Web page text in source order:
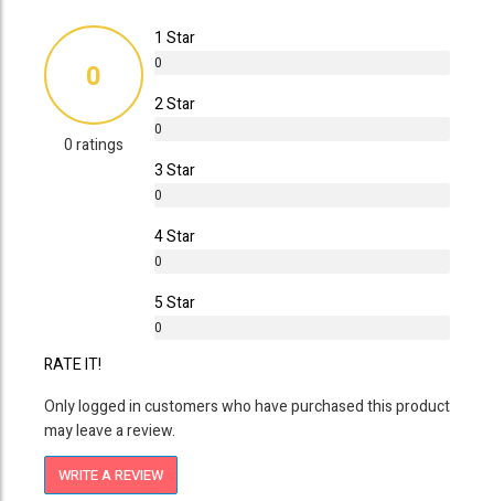
0
0 ratings
1 Star
0
2 Star
0
3 Star
0
4 Star
0
5 Star
0
RATE IT!
Only logged in customers who have purchased this product
may leave a review.
WRITE A REVIEW